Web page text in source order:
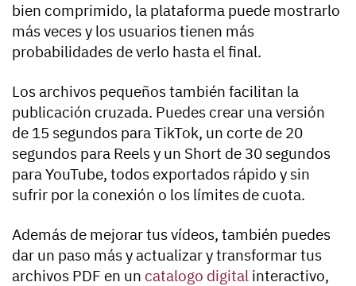
bien comprimido, la plataforma puede mostrarlo
más veces y los usuarios tienen más
probabilidades de verlo hasta el final.
Los archivos pequeños también facilitan la
publicación cruzada. Puedes crear una versión
de 15 segundos para TikTok, un corte de 20
segundos para Reels y un Short de 30 segundos
para YouTube, todos exportados rápido y sin
sufrir por la conexión o los límites de cuota.
Además de mejorar tus vídeos, también puedes
dar un paso más y actualizar y transformar tus
archivos PDF en un catalogo digital interactivo,